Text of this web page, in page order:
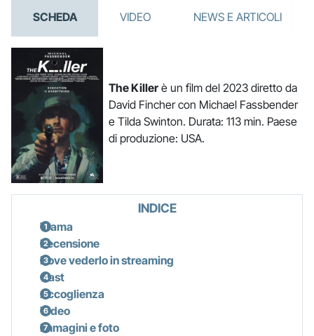
SCHEDA VIDEO NEWS E ARTICOLI
The Killerè un film del 2023 diretto da
David Fincher con Michael Fassbender
e Tilda Swinton. Durata: 113 min. Paese
di produzione: USA.
INDICE
Trama
Recensione
Dove vederlo in streaming
Cast
Accoglienza
Video
Immagini e foto